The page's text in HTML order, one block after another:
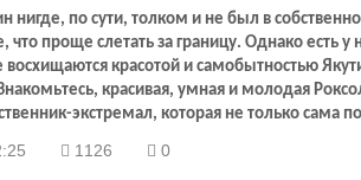
нигде, по сути, толком и не был в
что проще слетать за границу. Однако есть у
красотой и самобытностью
красивая, умная и молодая
экстремал, которая не только сама
1126 0